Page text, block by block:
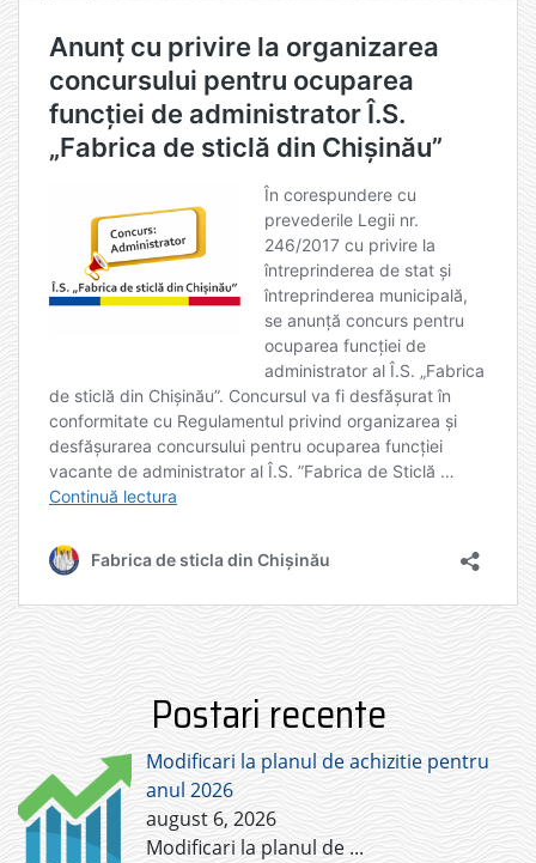
Postari recente
Modificari la planul de achizitie pentru
anul 2026
august 6, 2026
Modificari la planul de ...